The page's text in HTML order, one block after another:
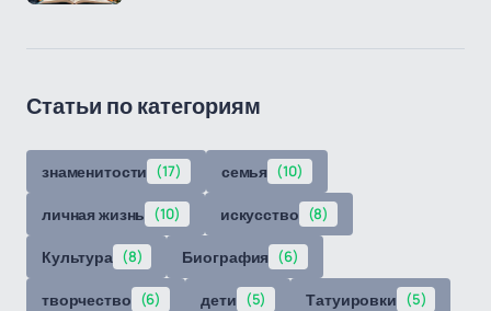
Статьи по категориям
знаменитости (17) семья (10)
личная жизнь (10) искусство (8)
Культура (8) Биография (6)
творчество (6) дети (5) Татуировки (5)